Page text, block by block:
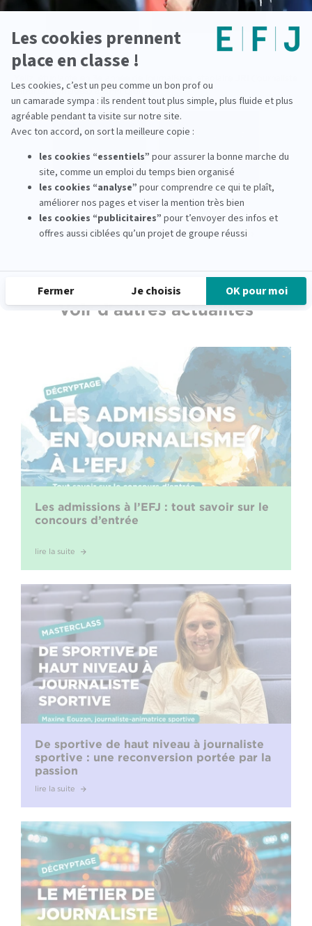
BFM LYON
reporter d’images) à BFM Lyon.
‹ Actualité précedente Actualité suivante ›
Voir d'autres actualités
Les admissions à l’EFJ : tout savoir sur le
concours d’entrée
lire la suite
De sportive de haut niveau à journaliste
sportive : une reconversion portée par la
passion
lire la suite